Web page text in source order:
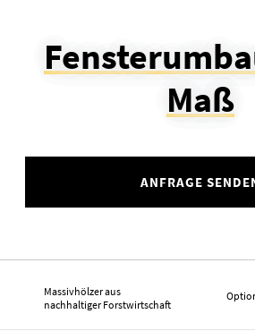
Maß
ANFRAGE
Massivhölzer aus
nachhaltiger Forstwirtschaft